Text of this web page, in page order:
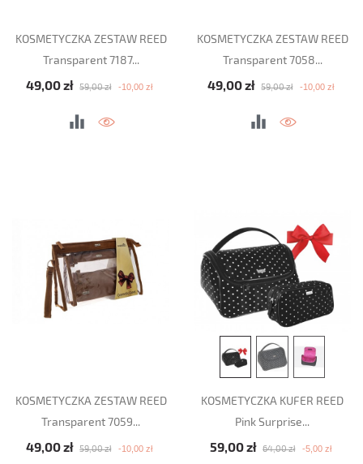
KOSMETYCZKA ZESTAW REED
Transparent 7187...
Cena podstawowa
59,00 zł -10,00 zł
Cena
49,00 zł
KOSMETYCZKA ZESTAW REED
Transparent 7058...
Cena podstawowa
59,00 zł -10,00 zł
Cena
49,00 zł
KOSMETYCZKA ZESTAW REED
Transparent 7059...
Cena podstawowa
59,00 zł -10,00 zł
Cena
49,00 zł
KOSMETYCZKA KUFER REED
Pink Surprise...
Cena podstawowa
64,00 zł -5,00 zł
Cena
59,00 zł